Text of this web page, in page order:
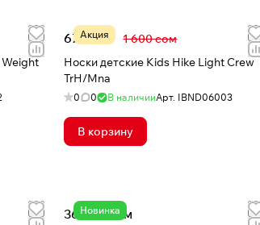
Акция
674 сом
1 600 сом
Носки детские Kids Hike Light Crew
TrH/Mna
0 0 В наличииАрт. IBND06003
В корзину
Новинка
36 270 сом